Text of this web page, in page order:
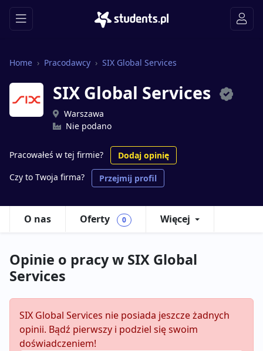
Home Pracodawcy SIX Global Services
SIX Global Services
Warszawa
Nie podano
Pracowałeś w tej firmie?
Dodaj opinię
Czy to Twoja firma?
Przejmij profil
O nas Oferty 0 Więcej
Opinie o pracy w SIX Global
Services
SIX Global Services nie posiada jeszcze żadnych
opinii. Bądź pierwszy i podziel się swoim
doświadczeniem!